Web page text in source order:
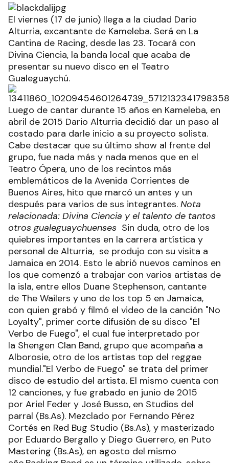
El viernes (17 de junio) llega a la ciudad Dario
Alturria, excantante de Kameleba. Será en La
Cantina de Racing, desde las 23. Tocará con
Divina Ciencia, la banda local que acaba de
presentar su nuevo disco en el Teatro
Gualeguaychú.
Luego de cantar durante 15 años en Kameleba, en
abril de 2015 Dario Alturria decidió dar un paso al
costado para darle inicio a su proyecto solista.
Cabe destacar que su último show al frente del
grupo, fue nada más y nada menos que en el
Teatro Ópera, uno de los recintos más
emblemáticos de la Avenida Corrientes de
Buenos Aires, hito que marcó un antes y un
después para varios de sus integrantes. Nota
relacionada: Divina Ciencia y el talento de tantos
otros gualeguaychuenses Sin duda, otro de los
quiebres importantes en la carrera artística y
personal de Alturria, se produjo con su visita a
Jamaica en 2014. Esto le abrió nuevos caminos en
los que comenzó a trabajar con varios artistas de
la isla, entre ellos Duane Stephenson, cantante
de The Wailers y uno de los top 5 en Jamaica,
con quien grabó y filmó el video de la canción "No
Loyalty", primer corte difusión de su disco "El
Verbo de Fuego", el cual fue interpretado por
la Shengen Clan Band, grupo que acompaña a
Alborosie, otro de los artistas top del reggae
mundial."El Verbo de Fuego" se trata del primer
disco de estudio del artista. El mismo cuenta con
12 canciones, y fue grabado en junio de 2015
por Ariel Feder y José Busso, en Studios del
parral (Bs.As). Mezclado por Fernando Pérez
Cortés en Red Bug Studio (Bs.As), y masterizado
por Eduardo Bergallo y Diego Guerrero, en Puto
Mastering (Bs.As), en agosto del mismo